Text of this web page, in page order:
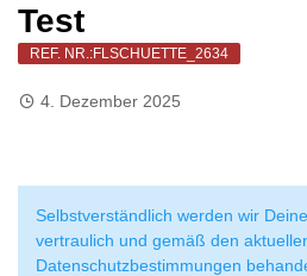
Test
REF. NR.:FLSCHUETTE_2634
4. Dezember 2025
Selbstverständlich werden wir
vertraulich und gemäß den
Datenschutzbestimmungen